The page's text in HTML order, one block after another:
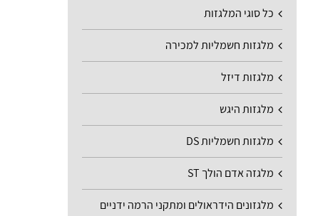
כל סוגי המלגזות
מלגזות חשמליות למכירה
מלגזות דיזל
מלגזות היגש
מלגזות חשמליות DS
מלגזה אדם הולך ST
מלגזונים הידראולים ומתקני הרמה ידניים